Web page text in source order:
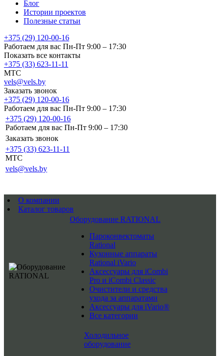
Блог
Истории проектов
Полезные статьи
+375 (29) 120-00-16
Работаем для вас Пн-Пт 9:00 – 17:30
Показать все контакты
+375 (33) 623-11-11
MTC
vels@vels.by
Заказать звонок
+375 (29) 120-00-16
Работаем для вас Пн-Пт 9:00 – 17:30
+375 (29) 120-00-16
Работаем для вас Пн-Пт 9:00 – 17:30
Заказать звонок
+375 (33) 623-11-11
MTC
vels@vels.by
О компании
Каталог товаров
Оборудование RATIONAL
Пароконвектоматы
Rational
Кухонные аппараты
Rational iVario
Аксессуары для iCombi
Pro и iCombi Classic
Очистители и средства
ухода за аппаратами
Аксессуары для iVario®
Все категории
Холодильное
оборудование